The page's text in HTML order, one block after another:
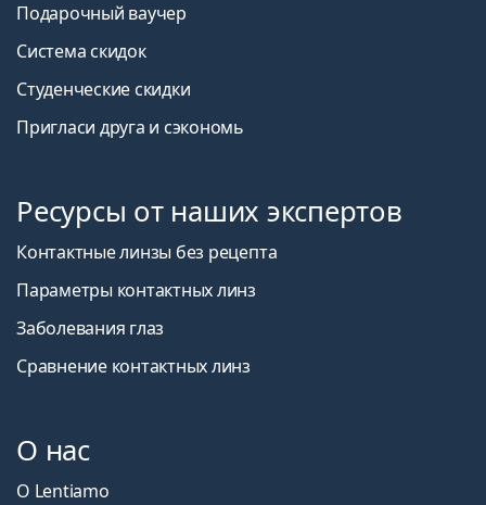
Подарочный ваучер
Система скидок
Студенческие скидки
Пригласи друга и сэкономь
Ресурсы от наших экспертов
Контактные линзы без рецепта
Параметры контактных линз
Заболевания глаз
Сравнение контактных линз
О нас
О Lentiamo